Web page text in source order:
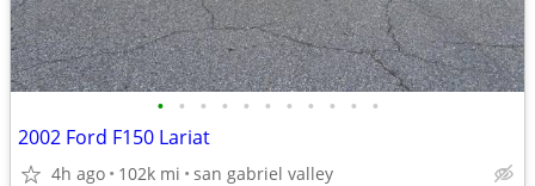
• • • • • • • • • • •
2002 Ford F150 Lariat
4h ago 102k mi san gabriel valley